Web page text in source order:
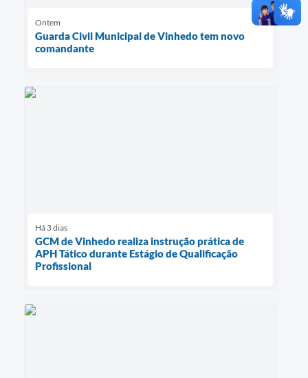
Ontem
Guarda Civil Municipal de Vinhedo tem novo
comandante
Há 3 dias
GCM de Vinhedo realiza instrução prática de
APH Tático durante Estágio de Qualificação
Profissional